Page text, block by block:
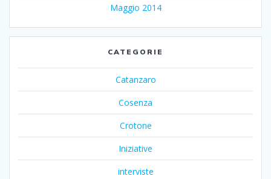
Maggio 2014
CATEGORIE
Catanzaro
Cosenza
Crotone
Iniziative
interviste